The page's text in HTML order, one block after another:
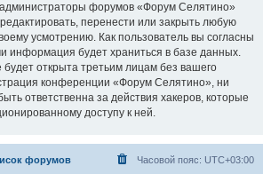
администраторы форумов «Форум Селятино»
перенести или закрыть любую
усмотрению. Как пользователь вы согласны
информация будет храниться в базе данных.
открыта третьим лицам без вашего
конференции «Форум Селятино», ни
ответственна за действия хакеров, которые
доступу к ней.
форумов Часовой пояс: UTC+03:00